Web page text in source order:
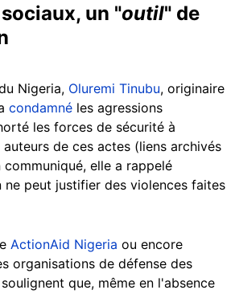
un "outil" de
Nigeria, Oluremi Tinubu, originaire
condamné les agressions
les forces de sécurité à
de ces actes (liens archivés
communiqué, elle a rappelé
peut justifier des violences faites
ActionAid Nigeria ou encore
organisations de défense des
que, même en l'absence